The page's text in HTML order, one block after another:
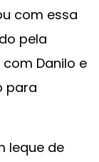
com essa
pela
Danilo e
para
leque de